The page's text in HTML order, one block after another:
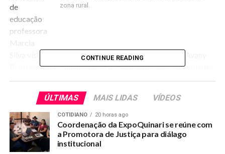
zona rural.
de
educação
professora
Silva visitaram o coordenador do Núcleo professor Avany
Brito em uma reunião com representantes das comunidades
rurais para abordar as parcerias para o ano letivo de 2017.
Na ocasião foram pontuadas as responsabilidades e os
entes municipal e estadual comemoraram através de seus
gestores as parcerias na área educacional. O prefeito
avaliou a reunião. – Com certeza, esse tem sido um momento
significativo ao Quinari, pois estamos nos unindo por
CONTINUE READING
ÚLTIMAS MAIS LIDAS VÍDEOS
COTIDIANO 20 horas ago
Coordenação da ExpoQuinari se reúne com
a Promotora de Justiça para diálago
institucional